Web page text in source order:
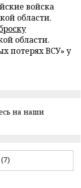
войска
области.
области.
потерях ВСУ» у
на наши
(7)